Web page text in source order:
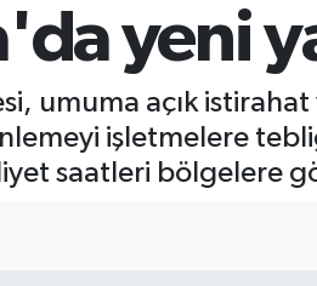
yeni
umuma açık
işletmelere
saatleri bölgelere